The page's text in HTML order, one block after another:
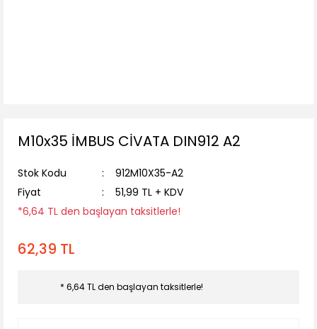
M10x35 İMBUS CİVATA DIN912 A2
Stok Kodu
912M10X35-A2
Fiyat
51,99 TL + KDV
*6,64 TL den başlayan taksitlerle!
62,39 TL
* 6,64 TL den başlayan taksitlerle!